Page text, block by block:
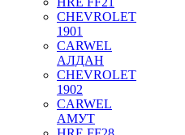
CHEVROLET
1901
CARWEL
АЛДАН
CHEVROLET
1902
CARWEL
АМУТ